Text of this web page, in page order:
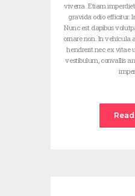
viverra. Etiam
gravida odio efficitur.
Nunc est dapibus
ornare non. In vehicula
hendrerit nec ex vitae
vestibulum, convallis